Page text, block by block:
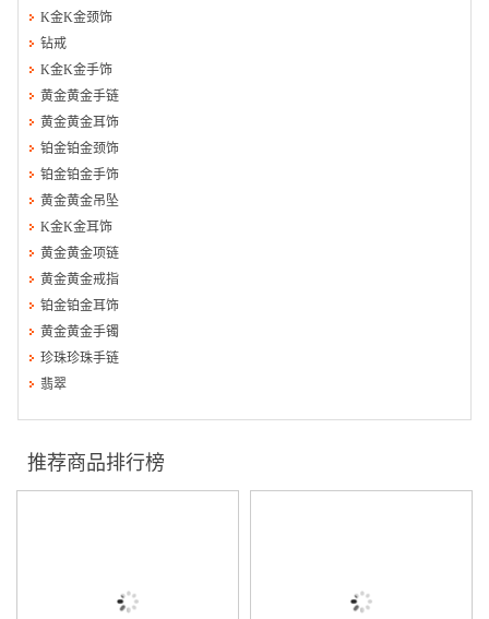
K金K金颈饰
钻戒
K金K金手饰
黄金黄金手链
黄金黄金耳饰
铂金铂金颈饰
铂金铂金手饰
黄金黄金吊坠
K金K金耳饰
黄金黄金项链
黄金黄金戒指
铂金铂金耳饰
黄金黄金手镯
珍珠珍珠手链
翡翠
推荐商品排行榜